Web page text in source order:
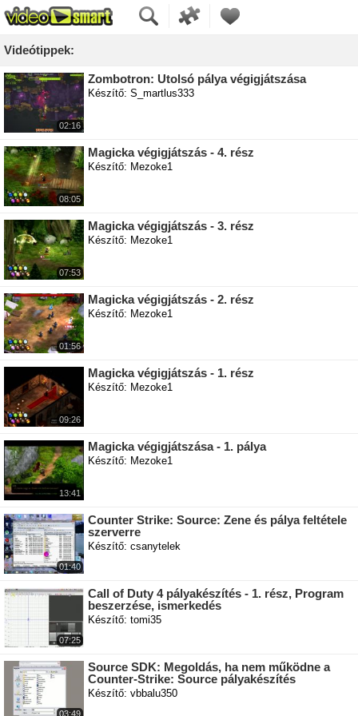
Videótippek:
02:16
Zombotron: Utolsó pálya végigjátszása
Készítő: S_martlus333
08:05
Magicka végigjátszás - 4. rész
Készítő: Mezoke1
07:53
Magicka végigjátszás - 3. rész
Készítő: Mezoke1
01:56
Magicka végigjátszás - 2. rész
Készítő: Mezoke1
09:26
Magicka végigjátszás - 1. rész
Készítő: Mezoke1
13:41
Magicka végigjátszása - 1. pálya
Készítő: Mezoke1
01:40
Counter Strike: Source: Zene és pálya feltétele
szerverre
Készítő: csanytelek
07:25
Call of Duty 4 pályakészítés - 1. rész, Program
beszerzése, ismerkedés
Készítő: tomi35
03:49
Source SDK: Megoldás, ha nem működne a
Counter-Strike: Source pályakészítés
Készítő: vbbalu350